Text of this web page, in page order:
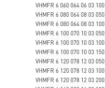
VHMFR 6 060 064 06 03 100
VHMFR 6 080 064 08 03 050
VHMFR 6 080 064 08 03 100
VHMFR 6 100 070 10 03 050
VHMFR 6 100 070 10 03 100
VHMFR 6 100 070 10 03 150
VHMFR 6 120 078 12 03 050
VHMFR 6 120 078 12 03 100
VHMFR 6 120 078 12 03 200